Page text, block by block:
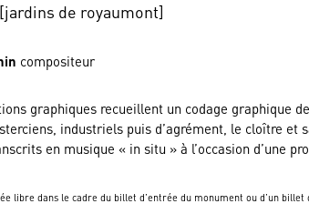
de royaumont]
compositeur
graphiques recueillent un codage graphique
industriels puis d’agrément, le cloître
en musique « in situ » à l’occasion d’une
libre dans le cadre du billet d’entrée du monument ou d’un billet